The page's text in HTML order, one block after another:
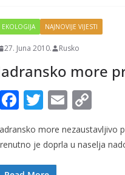
k k
EKOLOGIJA NAJNOVIJE VIJESTI
27. Juna 2010. Rusko
more
F
ac
e
b
T
itt
er
E
ai
o
p
y
more nezaustavljivo
je doprla u naselja